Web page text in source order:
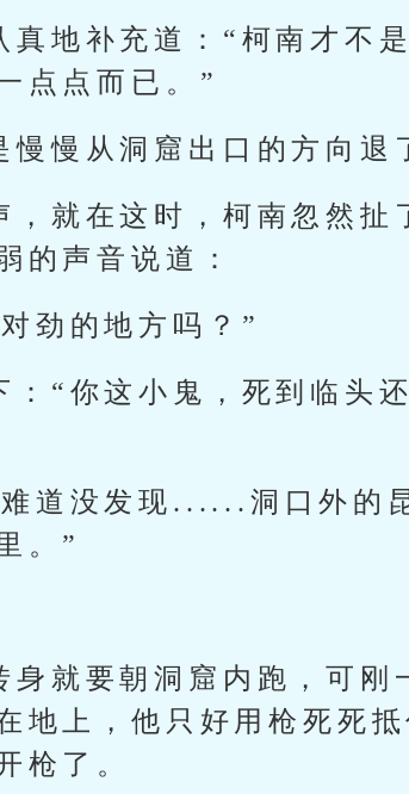
地补充道：“柯南才不
点点而已。”
慢从洞窟出口的方向退
就在这时，柯南忽然扯
的声音说道：
劲的地方吗？”
“你这小鬼，死到临头
道没发现......洞口外的
。”
就要朝洞窟内跑，可刚
地上，他只好用枪死死抵
枪了。